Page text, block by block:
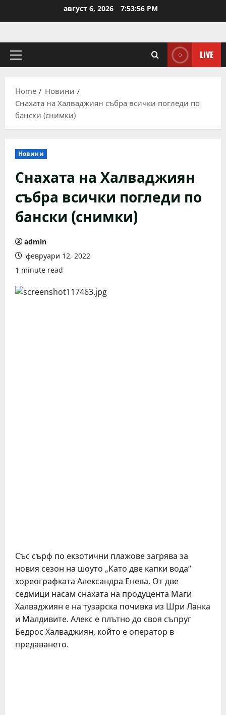
август 6, 2026 7:53:57 PM
Primary
LIVE
Home
Новини
Снахата на Халваджиян събра всички погледи по
бански (снимки)
Новини
Снахата на Халваджиян
събра всички погледи по
бански (снимки)
admin
февруари 12, 2022
1 minute read
Със сърф по екзотични плажове загрява за
новия сезон на шоуто „Като две капки вода“
хореографката Александра Енева. От две
седмици насам снахата на продуцента Маги
Халваджиян е на тузарска почивка из Шри Ланка
и Малдивите. Алекс е плътно до своя съпруг
Бедрос Халваджиян, който е оператор в
предаването.